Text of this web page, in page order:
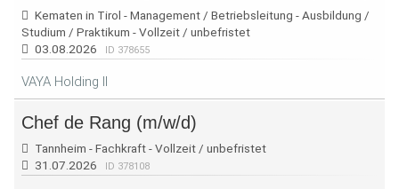
Kematen in Tirol - Management / Betriebsleitung - Ausbildung /
Studium / Praktikum - Vollzeit / unbefristet
03.08.2026
ID 378655
VAYA Holding II
Chef de Rang (m/w/d)
Tannheim - Fachkraft - Vollzeit / unbefristet
31.07.2026
ID 378108